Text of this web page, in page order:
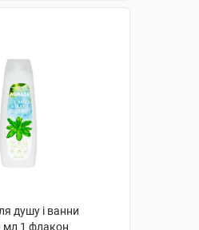
душу і ванни
мл 1 флакон